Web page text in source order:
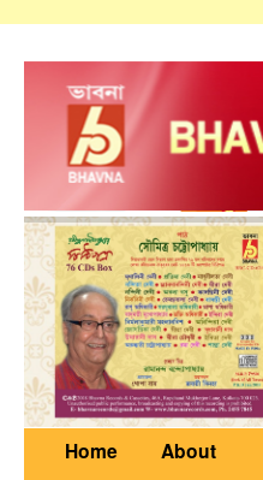
Home
About